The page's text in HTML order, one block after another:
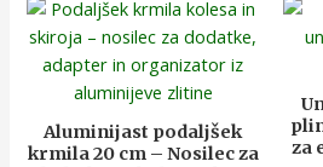
Aluminijast podaljšek
krmila 20 cm – Nosilec za
za